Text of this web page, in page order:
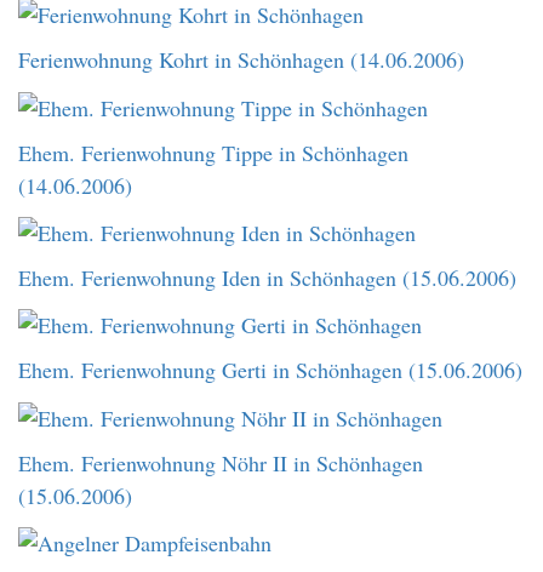
Ferienwohnung Kohrt in Schönhagen (14.06.2006)
Ehem. Ferienwohnung Tippe in Schönhagen
(14.06.2006)
Ehem. Ferienwohnung Iden in Schönhagen (15.06.2006)
Ehem. Ferienwohnung Gerti in Schönhagen (15.06.2006)
Ehem. Ferienwohnung Nöhr II in Schönhagen
(15.06.2006)